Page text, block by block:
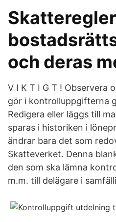
och deras
V I K T I G T ! Observera
gör i kontrolluppgifterna
Redigera eller läggs till
sparas i historiken i
ändrar bara det som
Skatteverket. Denna
den som ska lämna
m.m. till delägare i